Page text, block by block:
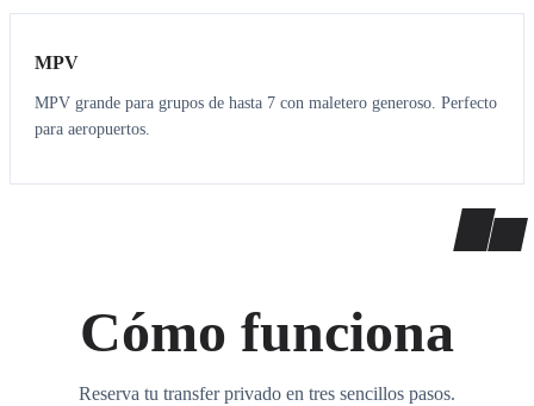
MPV
MPV grande para grupos de hasta 7 con maletero generoso. Perfecto
para aeropuertos.
Cómo funciona
Reserva tu transfer privado en tres sencillos pasos.